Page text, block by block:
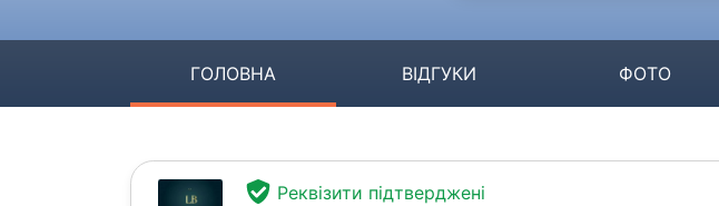
ГОЛОВНА ВІДГУКИ ФОТО
Реквізити підтверджені